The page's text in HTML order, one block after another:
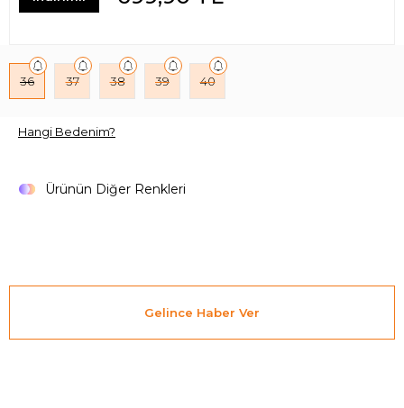
36 37 38 39 40
Hangi Bedenim?
Ürünün Diğer Renkleri
Gelince Haber Ver